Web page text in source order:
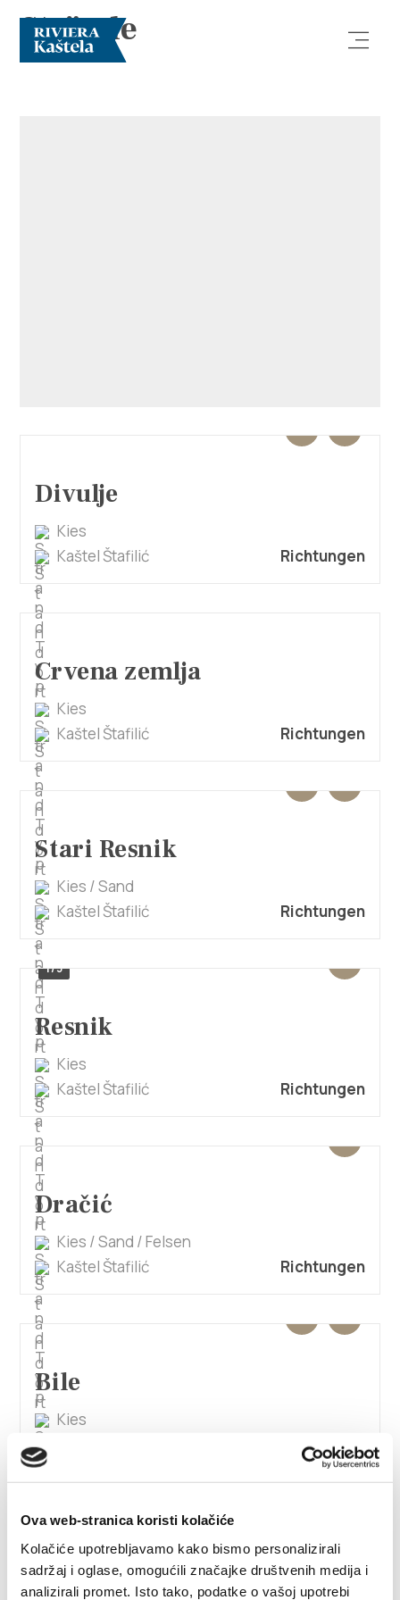
Ova web-stranica koristi kolačiće
Kolačiće upotrebljavamo kako bismo personalizirali
sadržaj i oglase, omogućili značajke društvenih medija i
analizirali promet. Isto tako, podatke o vašoj upotrebi
Safe in Dalmatia
de
info@kastela-info.hr
Villa Nika, Kamberovo šetalište 30,
21216 Kaštel Stari, Hrvatska
Strände
Divulje
Kies
Kaštel Štafilić
Richtungen
Crvena zemlja
Kies
Kaštel Štafilić
Richtungen
Stari Resnik
Kies / Sand
Kaštel Štafilić
Richtungen
1/3
Resnik
Kies
Kaštel Štafilić
Richtungen
Dračić
Kies / Sand / Felsen
Kaštel Štafilić
Richtungen
Bile
Kies
Richtungen
Kartolina